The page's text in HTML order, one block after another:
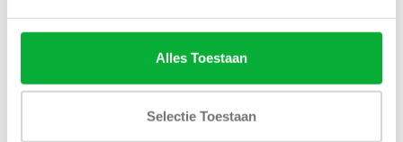
Alles Toestaan
Selectie Toestaan
€90,00€69,00
DONKERGROEN MET
LICHTGRIJS LOGO
€140,00€119,00
SALE-23%